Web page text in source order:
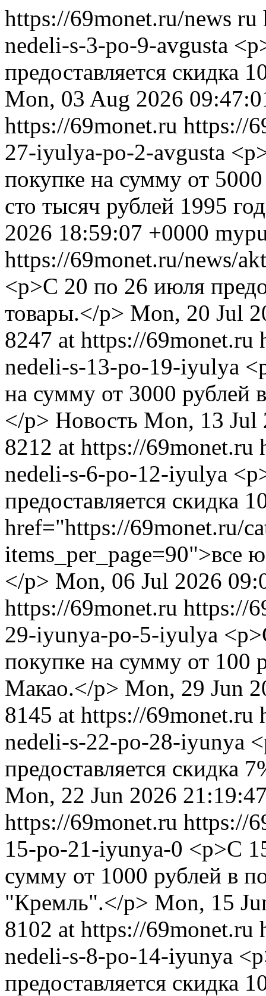
https://69monet.ru/news ru
nedeli-s-3-po-9-avgusta
предоставляется скидка
Mon, 03 Aug 2026
https://69monet.ru https://
27-iyulya-po-2-avgusta
покупке на сумму от
сто тысяч рублей 1995
2026 18:59:07 +0000
https://69monet.ru/news/
<p>С 20 по 26 июля
товары.</p> Mon, 20 Jul
8247 at https://69monet.ru
nedeli-s-13-po-19-iyulya
на сумму от 3000 рублей
</p> Новость Mon, 13 Jul
8212 at https://69monet.ru
nedeli-s-6-po-12-iyulya
предоставляется скидка
href="https://69monet.ru/
</p> Mon, 06 Jul 2026
https://69monet.ru https://
29-iyunya-po-5-iyulya
покупке на сумму от 100
Макао.</p> Mon, 29 Jun
8145 at https://69monet.ru
nedeli-s-22-po-28-iyunya
предоставляется скидка
Mon, 22 Jun 2026
https://69monet.ru https://
15-po-21-iyunya-0 <p>С
сумму от 1000 рублей в
"Кремль".</p> Mon, 15
8102 at https://69monet.ru
nedeli-s-8-po-14-iyunya
предоставляется скидка